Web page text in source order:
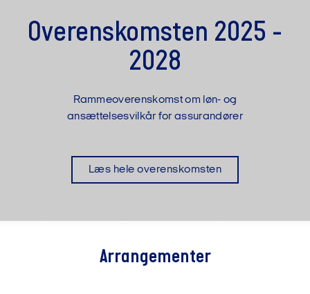
Overenskomsten 2025 -
2028
Rammeoverenskomst om løn- og
ansættelsesvilkår for assurandører
Læs hele overenskomsten
Arrangementer